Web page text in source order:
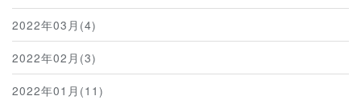
2022年03月(4)
2022年02月(3)
2022年01月(11)